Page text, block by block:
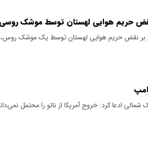
نقض حریم هوایی لهستان توسط موشک روسی
بر نقض حریم هوایی لهستان توسط یک موشک روس،
شمالی ادعا کرد: خروج آمریکا از ناتو را محتمل